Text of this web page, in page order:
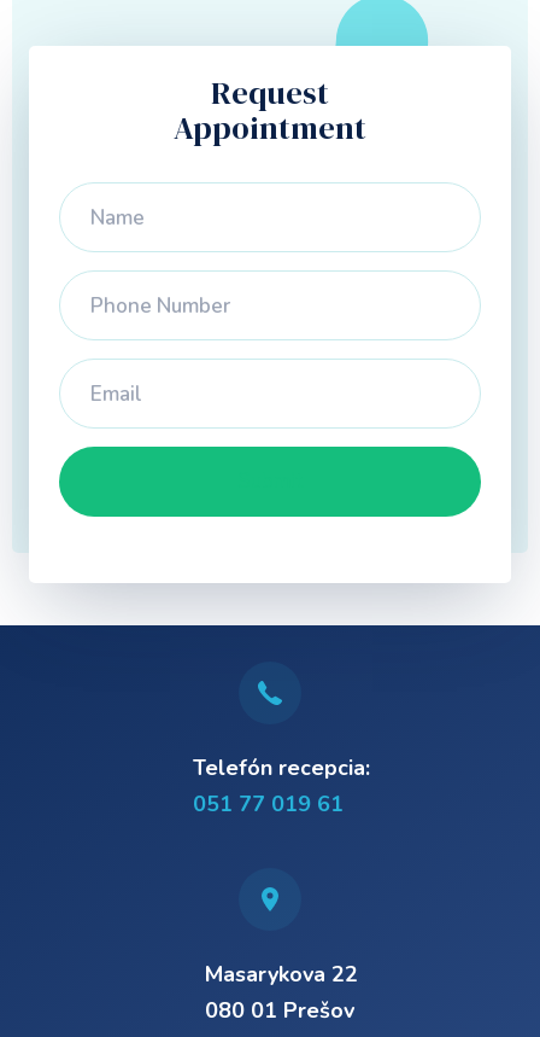
Request
Appointment
Telefón recepcia:
051 77 019 61
Masarykova 22
080 01 Prešov